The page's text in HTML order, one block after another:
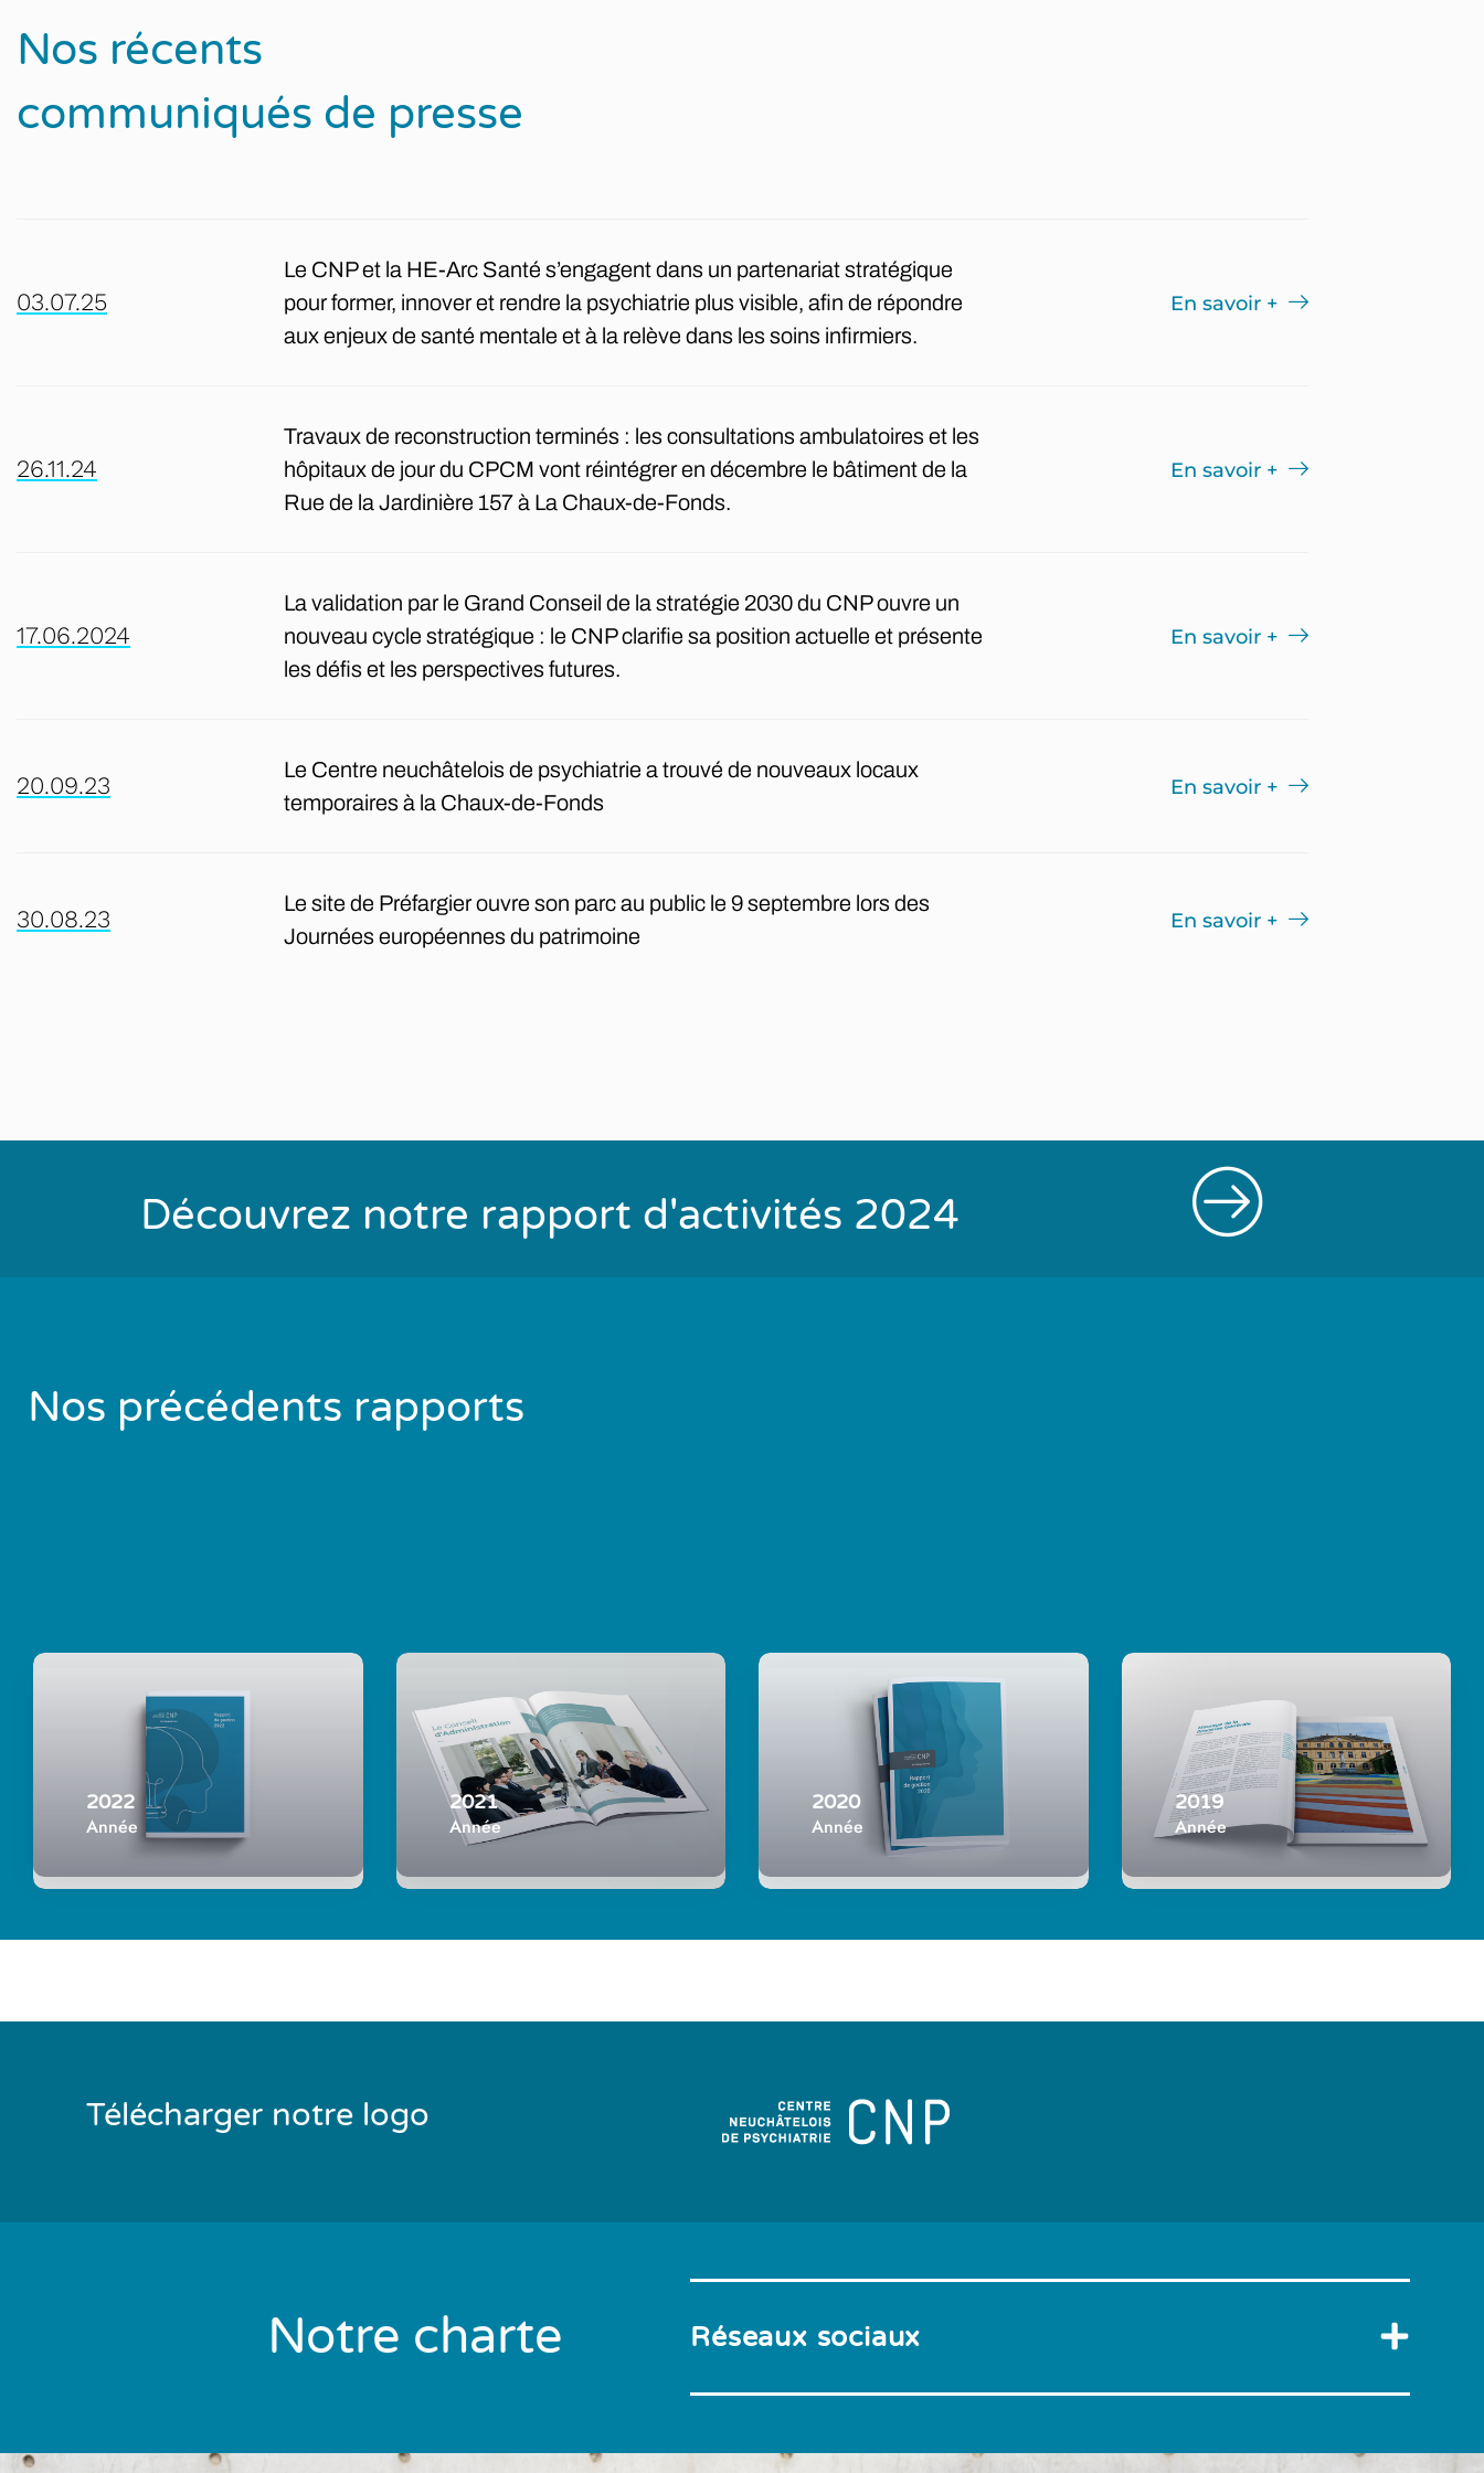
Nos récents
communiqués de presse
03.07.25
Le CNP et la HE-Arc Santé s’engagent dans un partenariat stratégique
pour former, innover et rendre la psychiatrie plus visible, afin de répondre
aux enjeux de santé mentale et à la relève dans les soins infirmiers.
En savoir +
26.11.24
Travaux de reconstruction terminés : les consultations ambulatoires et les
hôpitaux de jour du CPCM vont réintégrer en décembre le bâtiment de la
Rue de la Jardinière 157 à La Chaux-de-Fonds.
En savoir +
17.06.2024
La validation par le Grand Conseil de la stratégie 2030 du CNP ouvre un
nouveau cycle stratégique : le CNP clarifie sa position actuelle et présente
les défis et les perspectives futures.
En savoir +
20.09.23
Le Centre neuchâtelois de psychiatrie a trouvé de nouveaux locaux
temporaires à la Chaux-de-Fonds
En savoir +
30.08.23
Le site de Préfargier ouvre son parc au public le 9 septembre lors des
Journées européennes du patrimoine
En savoir +
Découvrez notre rapport d'activités 2024
Nos précédents rapports
2022
Année
2021
Année
2020
Année
2019
Année
Télécharger notre logo
Notre charte Réseaux sociaux